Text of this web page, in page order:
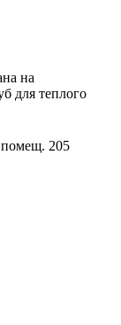
на
для теплого
помещ. 205